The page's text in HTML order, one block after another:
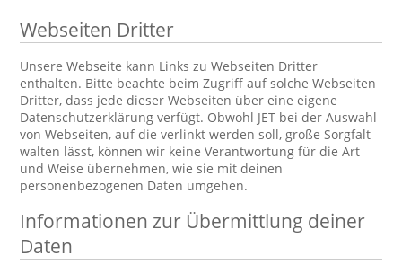
Webseiten Dritter
Unsere Webseite kann Links zu Webseiten Dritter
enthalten. Bitte beachte beim Zugriff auf solche Webseiten
Dritter, dass jede dieser Webseiten über eine eigene
Datenschutzerklärung verfügt. Obwohl JET bei der Auswahl
von Webseiten, auf die verlinkt werden soll, große Sorgfalt
walten lässt, können wir keine Verantwortung für die Art
und Weise übernehmen, wie sie mit deinen
personenbezogenen Daten umgehen.
Informationen zur Übermittlung deiner
Daten